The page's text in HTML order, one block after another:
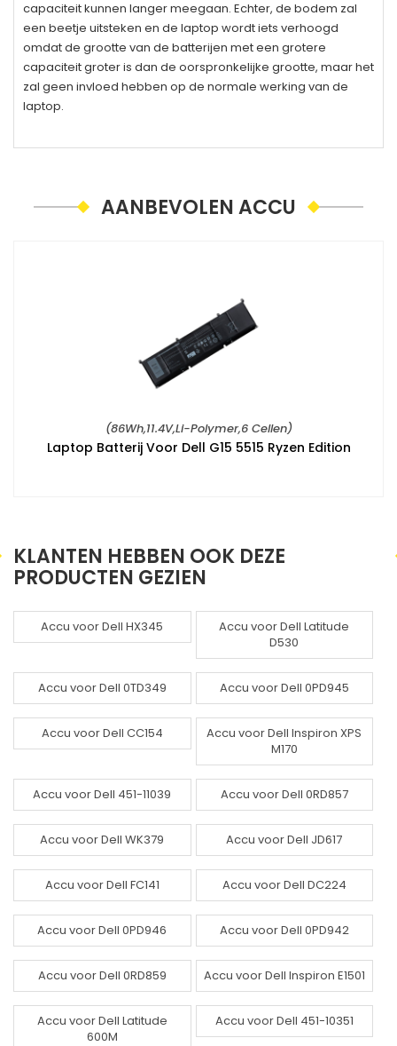
capaciteit kunnen langer meegaan. Echter, de bodem zal
een beetje uitsteken en de laptop wordt iets verhoogd
omdat de grootte van de batterijen met een grotere
capaciteit groter is dan de oorspronkelijke grootte, maar het
zal geen invloed hebben op de normale werking van de
laptop.
AANBEVOLEN ACCU
(86Wh,11.4V,Li-Polymer,6 Cellen)
Laptop Batterij Voor Dell G15 5515 Ryzen Edition
KLANTEN HEBBEN OOK DEZE
PRODUCTEN GEZIEN
Accu voor Dell HX345
Accu voor Dell Latitude
D530
Accu voor Dell 0TD349 Accu voor Dell 0PD945
Accu voor Dell CC154
Accu voor Dell Inspiron XPS
M170
Accu voor Dell 451-11039 Accu voor Dell 0RD857
Accu voor Dell WK379 Accu voor Dell JD617
Accu voor Dell FC141 Accu voor Dell DC224
Accu voor Dell 0PD946 Accu voor Dell 0PD942
Accu voor Dell 0RD859 Accu voor Dell Inspiron E1501
Accu voor Dell Latitude
600M
Accu voor Dell 451-10351